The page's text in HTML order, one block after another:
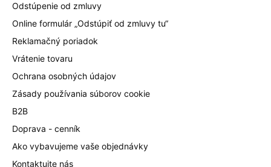
Odstúpenie od zmluvy
Online formulár „Odstúpiť od zmluvy tu“
Reklamačný poriadok
Vrátenie tovaru
Ochrana osobných údajov
Zásady používania súborov cookie
B2B
Doprava - cenník
Ako vybavujeme vaše objednávky
Kontaktujte nás